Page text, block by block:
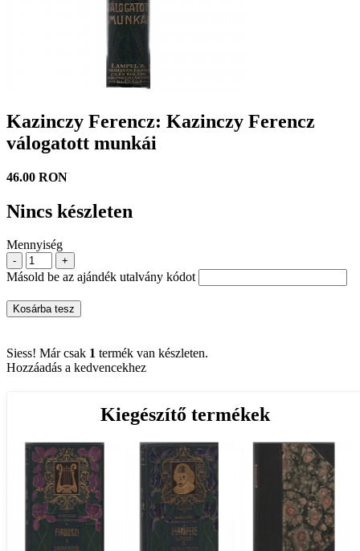
Kazinczy Ferencz: Kazinczy Ferencz
válogatott munkái
46.00 RON
Nincs készleten
Mennyiség
- +
Másold be az ajándék utalvány kódot
Kosárba tesz
Siess! Már csak 1 termék van készleten.
Hozzáadás a kedvencekhez
Kiegészítő termékek